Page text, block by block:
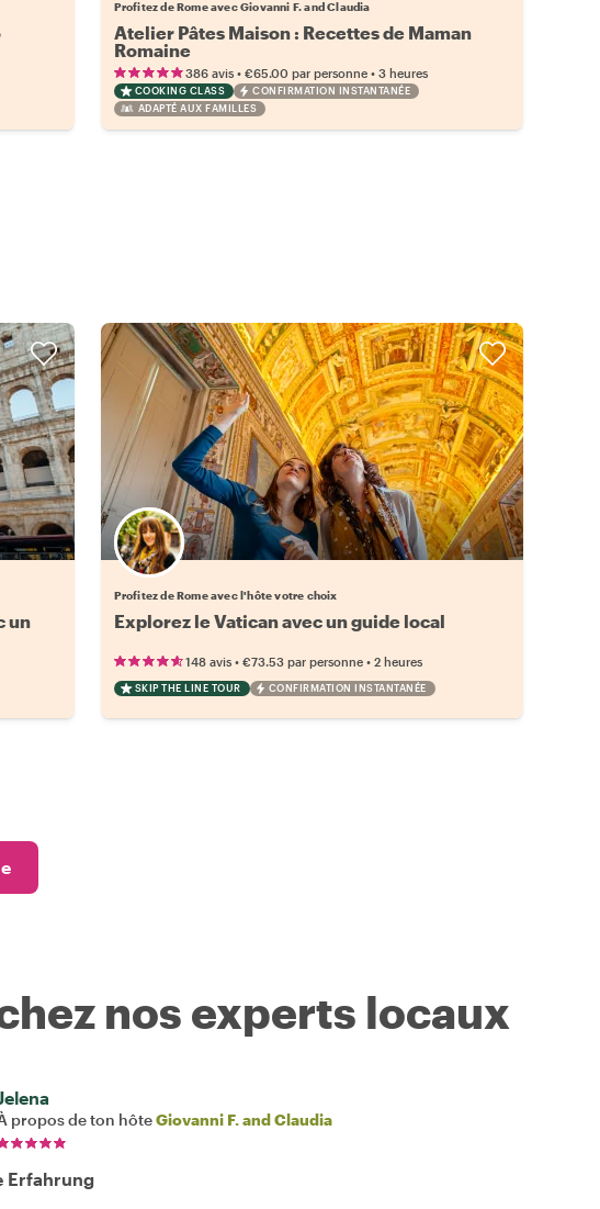
Profitez de Rome avec Giovanni F. and Claudia
Atelier Pâtes Maison : Recettes de Maman
Romaine
386 avis• €65.00 par personne• 3 heures
COOKING CLASS
CONFIRMATION INSTANTANÉE
ADAPTÉ AUX FAMILLES
un
Choisissez votre local favori
Profitez de Rome avec l'hôte votre choix
Explorez le Vatican avec un guide local
148 avis• €73.53 par personne• 2 heures
SKIP THE LINE TOUR CONFIRMATION INSTANTANÉE
nos experts locaux
Jelena
propos de ton hôteGiovanni F. and Claudia
Erfahrung